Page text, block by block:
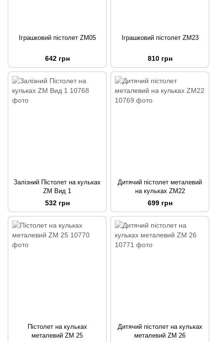
Іграшковий пістолет ZM05
642 грн
Іграшковий пістолет ZM23
810 грн
Залізний Пістолет на кульках
ZM Вид 1
532 грн
Дитячий пістолет металевий
на кульках ZM22
699 грн
Пістолет на кульках
металевий ZM 25
Дитячий пістолет на кульках
металевий ZM 26